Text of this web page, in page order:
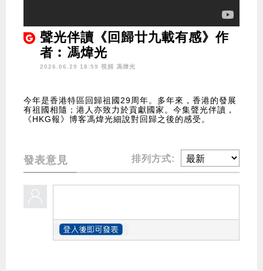
聲光伴讀《回歸廿九載有感》作
者︰馮煒光
2026.06.29 18:59 視頻 馮煒光
今年是香港特區回歸祖國29周年。多年來，香港的發展
有祖國相隨；港人亦致力於貢獻國家。今集聲光伴讀，
《HKG報》博客馮煒光細說對回歸之後的感受。
發表意見 排列方式: